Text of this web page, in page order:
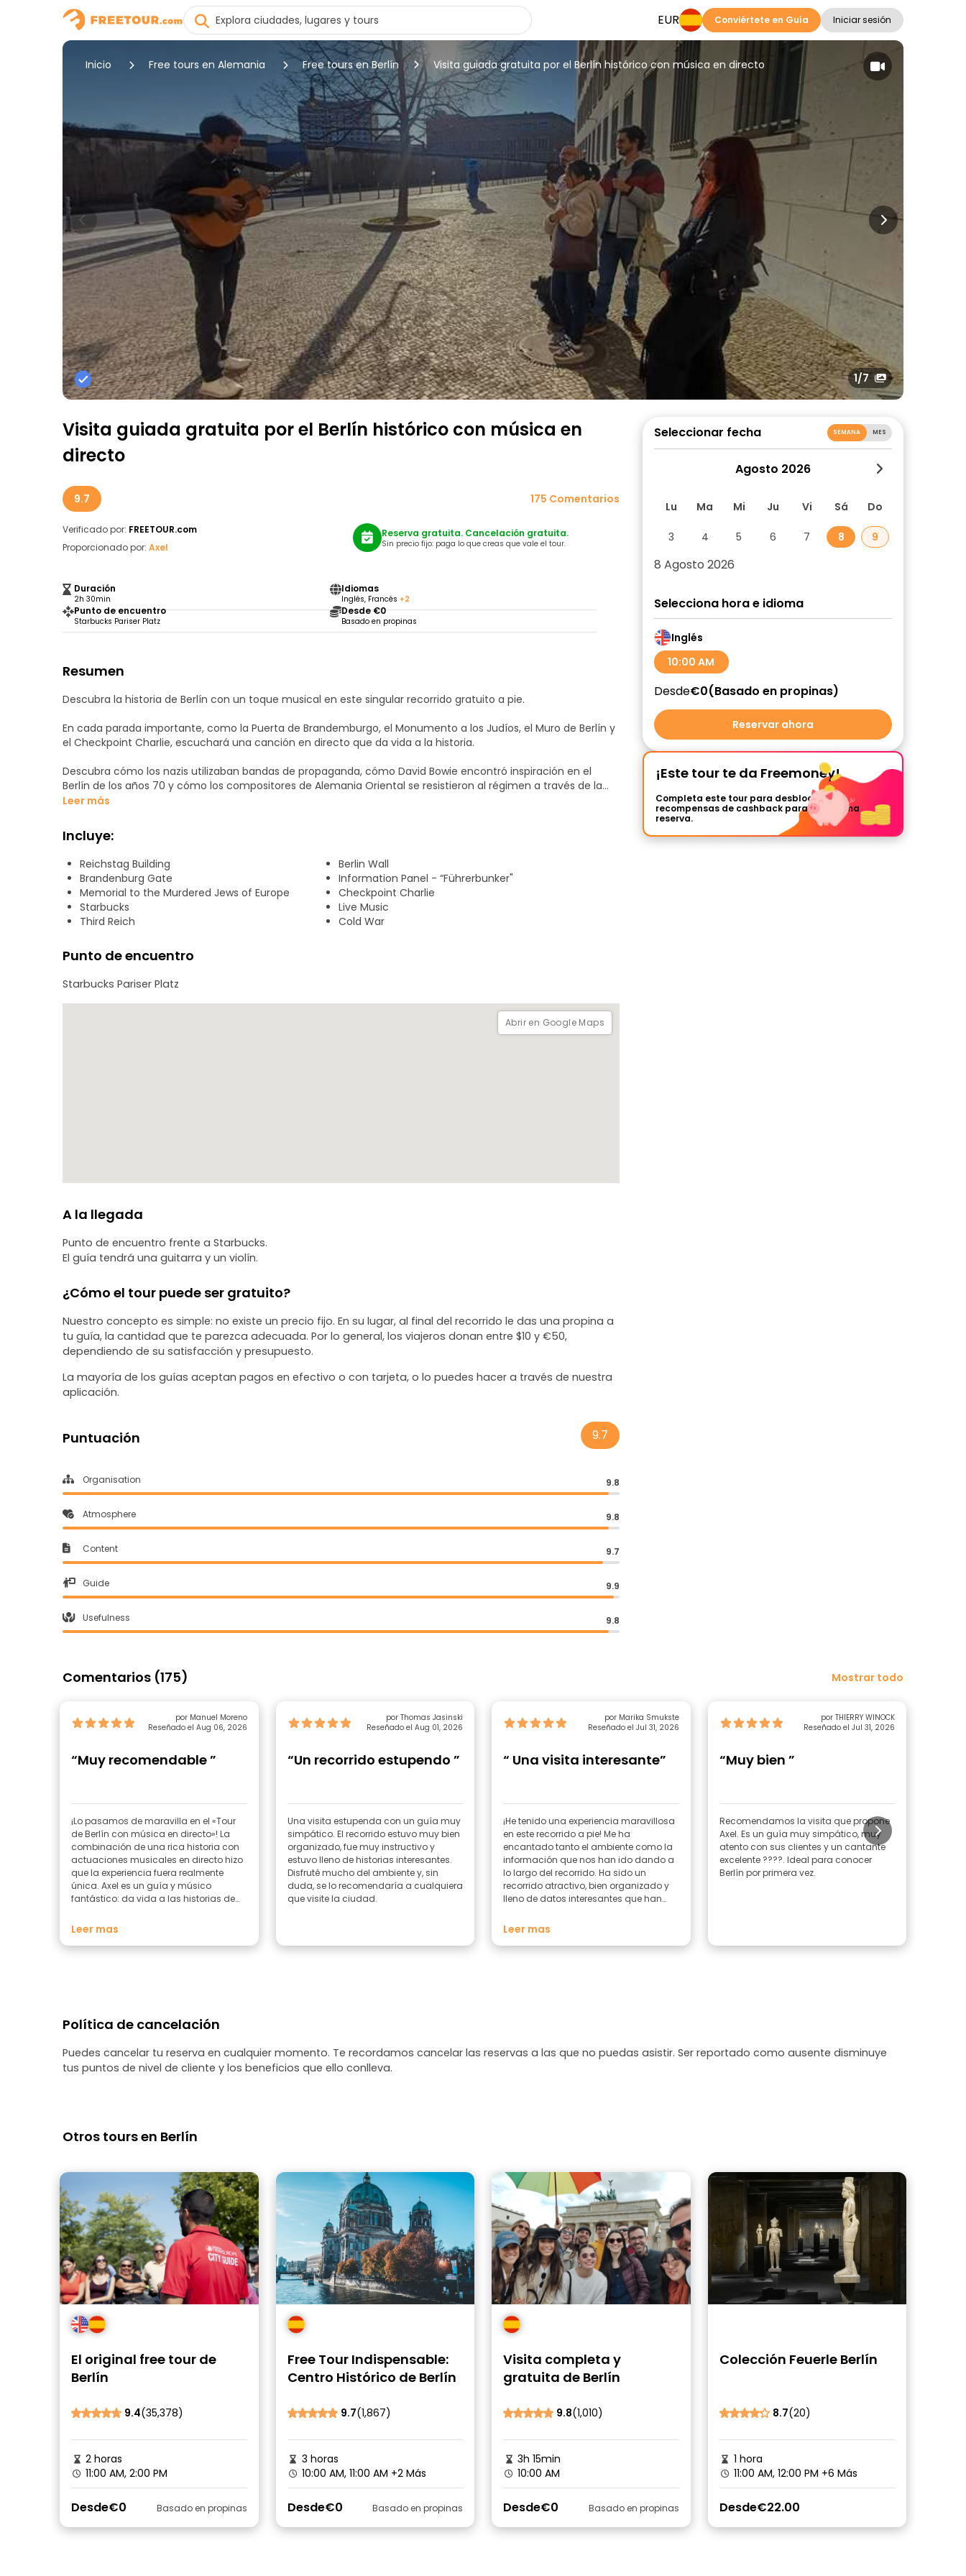
EUR Conviértete en Guía Iniciar sesión
Inicio Free tours en Alemania Free tours en Berlín Visita guiada gratuita por el Berlín histórico con música en directo
1/7
Visita guiada gratuita por el Berlín histórico con música en
directo
9.7 175 Comentarios
Verificado por: FREETOUR.com
Proporcionado por: Axel
Duración
2h 30min
Idiomas
Inglés, Francés +2
Punto de encuentro
Starbucks Pariser Platz
Desde €0
Basado en propinas
Reserva gratuita. Cancelación gratuita.
Sin precio fijo: paga lo que creas que vale el tour.
Resumen
Descubra la historia de Berlín con un toque musical en este singular recorrido gratuito a pie.
En cada parada importante, como la Puerta de Brandemburgo, el Monumento a los Judíos, el Muro de Berlín y
el Checkpoint Charlie, escuchará una canción en directo que da vida a la historia.
Descubra cómo los nazis utilizaban bandas de propaganda, cómo David Bowie encontró inspiración en el
Berlín de los años 70 y cómo los compositores de Alemania Oriental se resistieron al régimen a través de la
música. Es el pasado de la ciudad contado a través de melodías y recuerdos.
Camine, escuche y sienta cómo la historia cobra vida.
Leer más
Incluye:
Reichstag Building
Berlin Wall
Brandenburg Gate
Information Panel - “Führerbunker"
Memorial to the Murdered Jews of Europe
Checkpoint Charlie
Starbucks
Live Music
Third Reich
Cold War
Punto de encuentro
Starbucks Pariser Platz
Abrir en Google Maps
A la llegada
Punto de encuentro frente a Starbucks.
El guía tendrá una guitarra y un violín.
¿Cómo el tour puede ser gratuito?
Nuestro concepto es simple: no existe un precio fijo. En su lugar, al final del recorrido le das una propina a
tu guía, la cantidad que te parezca adecuada. Por lo general, los viajeros donan entre $10 y €50,
dependiendo de su satisfacción y presupuesto.
La mayoría de los guías aceptan pagos en efectivo o con tarjeta, o lo puedes hacer a través de nuestra
aplicación.
Puntuación 9.7
Organisation 9.8
Atmosphere 9.8
Content 9.7
Guide 9.9
Usefulness 9.8
Comentarios (175) Mostrar todo
por Manuel Moreno
Reseñado el Aug 06, 2026
“Muy recomendable ”
¡Lo pasamos de maravilla en el «Tour
de Berlín con música en directo»! La
combinación de una rica historia con
actuaciones musicales en directo hizo
que la experiencia fuera realmente
única. Axel es un guía y músico
fantástico: da vida a las historias de
¡Muy recomendable!
Leer mas
por Thomas Jasinski
Reseñado el Aug 01, 2026
“Un recorrido estupendo ”
Una visita estupenda con un guía muy
simpático. El recorrido estuvo muy bien
organizado, fue muy instructivo y
estuvo lleno de historias interesantes.
Disfruté mucho del ambiente y, sin
duda, se lo recomendaría a cualquiera
que visite la ciudad.
por Marika Smukste
Reseñado el Jul 31, 2026
“ Una visita interesante”
¡He tenido una experiencia maravillosa
en este recorrido a pie! Me ha
encantado tanto el ambiente como la
información que nos han ido dando a
lo largo del recorrido. Ha sido un
recorrido atractivo, bien organizado y
lleno de datos interesantes que han
simpático, sabía mucho del tema e
memorable. ¡Sin duda, recomendaría
Leer mas
por THIERRY WINOCK
Reseñado el Jul 31, 2026
“Muy bien ”
Recomendamos la visita que propone
Axel. Es un guía muy simpático, muy
atento con sus clientes y un cantante
excelente ????. Ideal para conocer
Berlín por primera vez.
Política de cancelación
Puedes cancelar tu reserva en cualquier momento. Te recordamos cancelar las reservas a las que no puedas asistir. Ser reportado como ausente disminuye
tus puntos de nivel de cliente y los beneficios que ello conlleva.
Seleccionar fecha SEMANA MES
Agosto 2026
Lu Ma Mi Ju Vi Sá Do
3 4 5 6 7 8 9
8 Agosto 2026
Selecciona hora e idioma
Inglés
10:00 AM
Desde€0 Basado en propinas
Reservar ahora
¡Este tour te da Freemoney!
Completa este tour para desbloquear
recompensas de cashback para tu próxima
reserva.
Otros tours en Berlín
El original free tour de
Berlín
9.4(35,378)
2 horas
11:00 AM, 2:00 PM
Desde€0 Basado en propinas
Free Tour Indispensable:
Centro Histórico de Berlín
9.7(1,867)
3 horas
10:00 AM, 11:00 AM +2 Más
Desde€0 Basado en propinas
Visita completa y
gratuita de Berlín
9.8(1,010)
3h 15min
10:00 AM
Desde€0 Basado en propinas
Colección Feuerle Berlín
8.7(20)
1 hora
11:00 AM, 12:00 PM +6 Más
Desde€22.00